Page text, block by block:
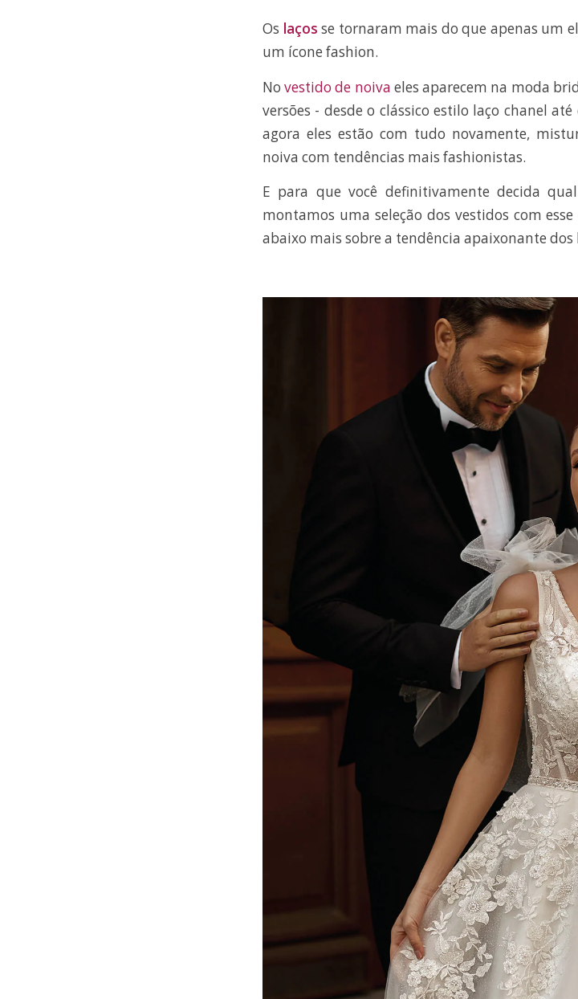
Os laços se tornaram mais do que apenas um
um ícone fashion.
Novestido de noiva eles aparecem na moda
versões - desde o clássico estilo laço chanel
agora eles estão com tudo novamente,
noiva com tendências mais fashionistas.
E para que você definitivamente decida
montamos uma seleção dos vestidos com
abaixo mais sobre a tendência apaixonante dos